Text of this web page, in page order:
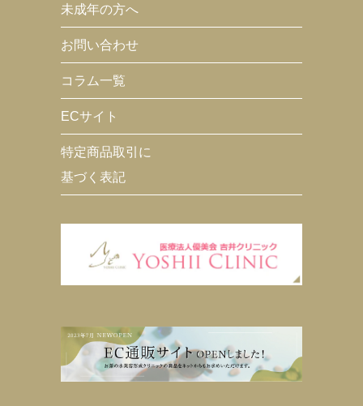
未成年の方へ
お問い合わせ
コラム一覧
ECサイト
特定商品取引に
基づく表記